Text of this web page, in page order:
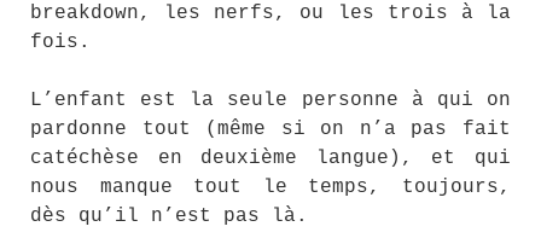
breakdown, les nerfs, ou les trois à la
fois.
L’enfant est la seule personne à qui on
pardonne tout (même si on n’a pas fait
catéchèse en deuxième langue), et qui
nous manque tout le temps, toujours,
dès qu’il n’est pas là.